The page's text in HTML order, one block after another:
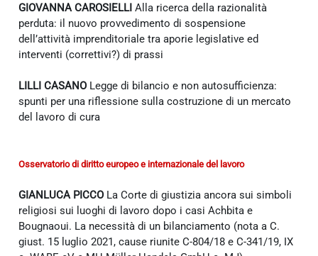
GIOVANNA CAROSIELLI Alla ricerca della razionalità
perduta: il nuovo provvedimento di sospensione
dell’attività imprenditoriale tra aporie legislative ed
interventi (correttivi?) di prassi
LILLI CASANO Legge di bilancio e non autosufficienza:
spunti per una riflessione sulla costruzione di un mercato
del lavoro di cura
Osservatorio di diritto europeo e internazionale del lavoro
GIANLUCA PICCO La Corte di giustizia ancora sui simboli
religiosi sui luoghi di lavoro dopo i casi Achbita e
Bougnaoui. La necessità di un bilanciamento (nota a C.
giust. 15 luglio 2021, cause riunite C-804/18 e C-341/19, IX